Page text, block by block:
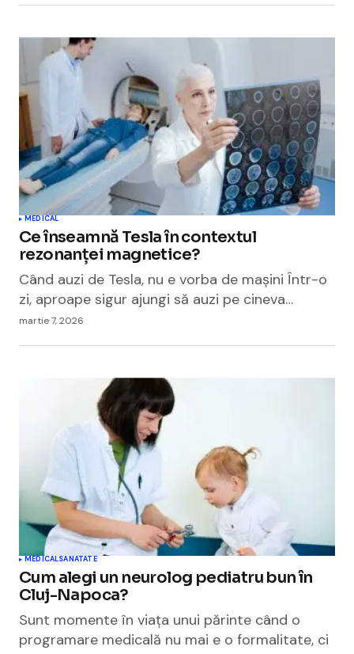
MEDICAL
Ce înseamnă Tesla în contextul
rezonanței magnetice?
Când auzi de Tesla, nu e vorba de mașini Într-o
zi, aproape sigur ajungi să auzi pe cineva…
martie 7, 2026
MEDICALSANATATE
Cum alegi un neurolog pediatru bun în
Cluj-Napoca?
Sunt momente în viața unui părinte când o
programare medicală nu mai e o formalitate, ci